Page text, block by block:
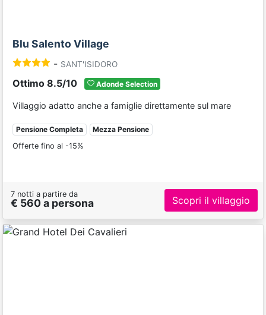
Blu Salento Village
- SANT'ISIDORO
Ottimo 8.5/10 Adonde Selection
Villaggio adatto anche a famiglie direttamente sul mare
Pensione Completa
Mezza Pensione
Offerte fino al -15%
7 notti a partire da
€ 560 a persona Scopri il villaggio